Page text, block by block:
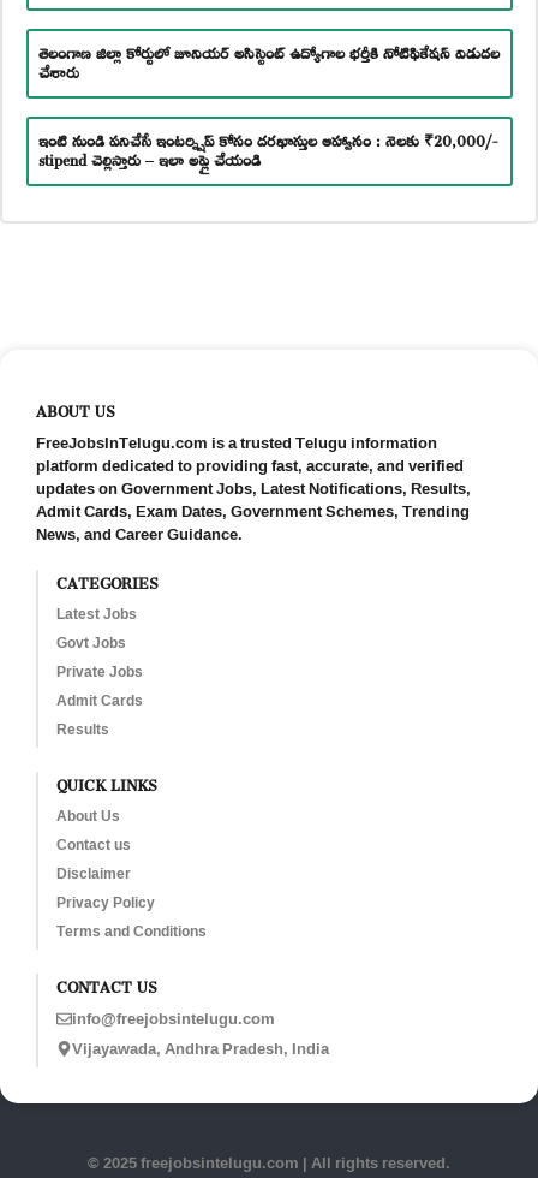
తెలంగాణ జిల్లా కోర్టులో జూనియర్ అసిస్టెంట్ ఉద్యోగాల భర్తీకి నోటిఫికేషన్ విడుదల
చేశారు
ఇంటి నుండి పనిచేసే ఇంటర్న్షిప్ కోసం దరఖాస్తుల ఆహ్వానం : నెలకు ₹20,000/-
stipend చెల్లిస్తారు – ఇలా అప్లై చేయండి
ABOUT US
FreeJobsInTelugu.com is a trusted Telugu information
platform dedicated to providing fast, accurate, and verified
updates on Government Jobs, Latest Notifications, Results,
Admit Cards, Exam Dates, Government Schemes, Trending
News, and Career Guidance.
CATEGORIES
Latest Jobs
Govt Jobs
Private Jobs
Admit Cards
Results
QUICK LINKS
About Us
Contact us
Disclaimer
Privacy Policy
Terms and Conditions
CONTACT US
info@freejobsintelugu.com
Vijayawada, Andhra Pradesh, India
© 2025 freejobsintelugu.com | All rights reserved.